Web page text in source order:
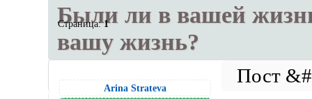
Были ли в вашей
вашу жизнь?
Страница:1
Arina Strateva